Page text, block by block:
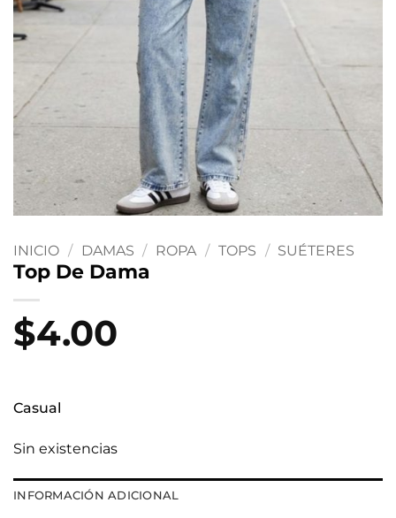
INICIO / DAMAS / ROPA / TOPS / SUÉTERES
Top De Dama
$4.00
Casual
Sin existencias
INFORMACIÓN ADICIONAL